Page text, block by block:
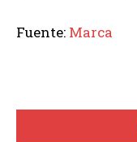
Fuente: Marca